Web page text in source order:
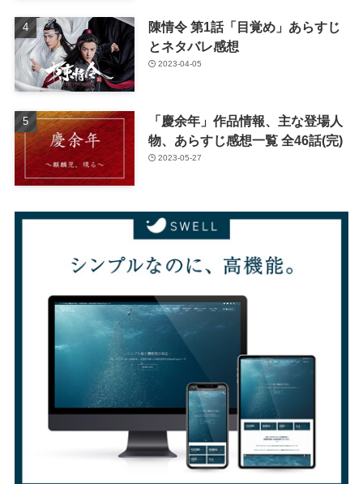
陳情令 第1話「目覚め」あらすじ
とネタバレ感想
2023-04-05
「慶余年」作品情報、主な登場人
物、あらすじ感想一覧 全46話(完)
2023-05-27